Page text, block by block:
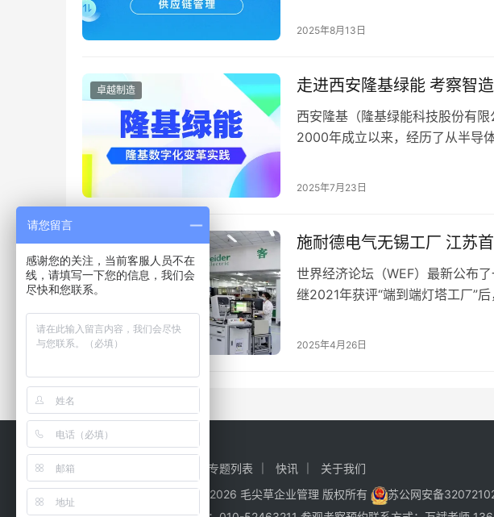
2025年8月13日
卓越制造 走进西安隆基绿能 考察智
西安隆基（隆基绿能科技股份有
2000年成立以来，经历了从半导
2025年7月23日
标杆洞察 施耐德电气无锡工厂 江苏
世界经济论坛（WEF）最新公布
继2021年获评“端到端灯塔工厂”
2025年4月26日
专题列表 快讯
关于我们
Copyright © 2026 毛尖草企业管理 版权所有
苏公网安备
请您留言
感谢您的关注，当前客服人员不在
线，请填写一下您的信息，我们会
尽快和您联系。